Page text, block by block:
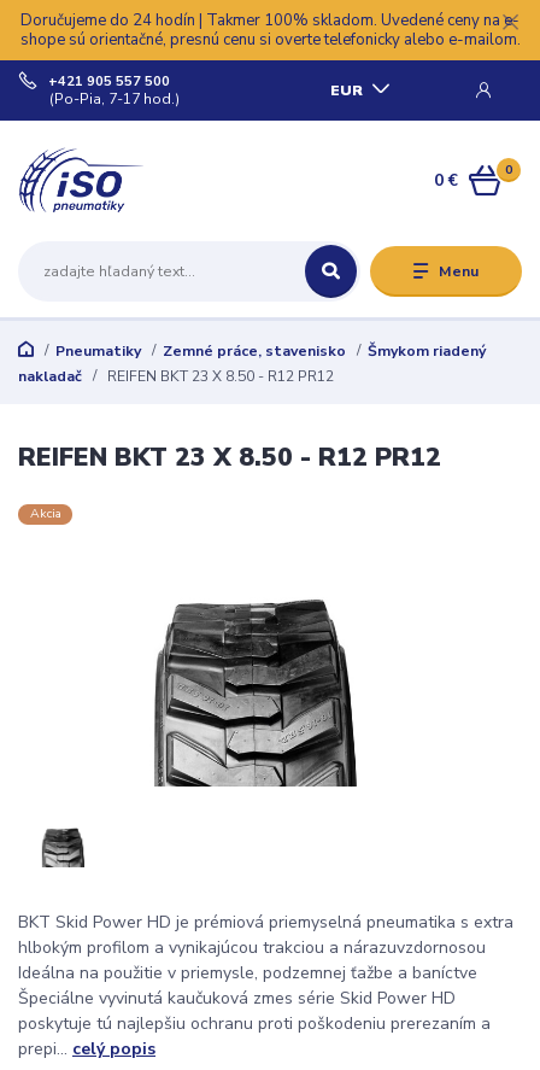
Doručujeme do 24 hodín | Takmer 100% skladom. Uvedené ceny na e-
shope sú orientačné, presnú cenu si overte telefonicky alebo e-mailom.
Menu
EUR
+421 905 557 500
(Po-Pia, 7-17 hod.)
0
0 €
Pneumatiky Zemné práce, stavenisko
Šmykom riadený
nakladač
REIFEN BKT 23 X 8.50 - R12 PR12
REIFEN BKT 23 X 8.50 - R12 PR12
Akcia
BKT Skid Power HD je prémiová priemyselná pneumatika s extra
hlbokým profilom a vynikajúcou trakciou a nárazuvzdornosou
Ideálna na použitie v priemysle, podzemnej ťažbe a baníctve
Špeciálne vyvinutá kaučuková zmes série Skid Power HD
poskytuje tú najlepšiu ochranu proti poškodeniu prerezaním a
prepi... celý popis